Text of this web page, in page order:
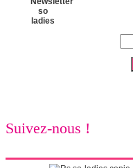
Suivez-nous !